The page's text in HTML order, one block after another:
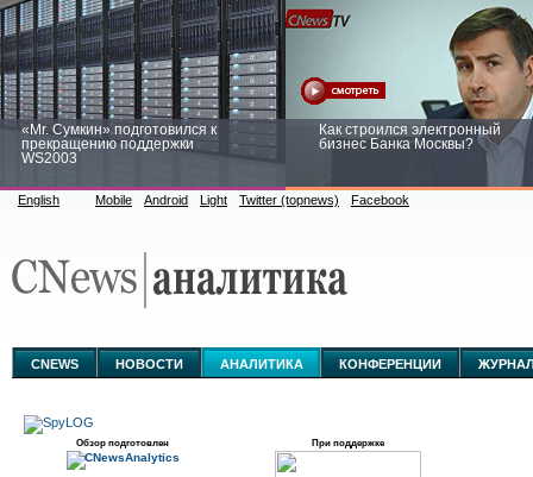
«Mr. Сумкин» подготовился к
прекращению поддержки
WS2003
Как строился электронный
бизнес Банка Москвы?
аналитике
English Mobile Android Light Twitter (topnews) Facebook
CNEWS НОВОСТИ АНАЛИТИКА КОНФЕРЕНЦИИ
Обзор подготовлен При поддержке